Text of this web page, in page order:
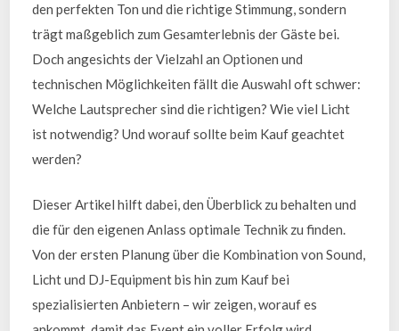
den perfekten Ton und die richtige Stimmung, sondern
trägt maßgeblich zum Gesamterlebnis der Gäste bei.
Doch angesichts der Vielzahl an Optionen und
technischen Möglichkeiten fällt die Auswahl oft schwer:
Welche Lautsprecher sind die richtigen? Wie viel Licht
ist notwendig? Und worauf sollte beim Kauf geachtet
werden?
Dieser Artikel hilft dabei, den Überblick zu behalten und
die für den eigenen Anlass optimale Technik zu finden.
Von der ersten Planung über die Kombination von Sound,
Licht und DJ-Equipment bis hin zum Kauf bei
spezialisierten Anbietern – wir zeigen, worauf es